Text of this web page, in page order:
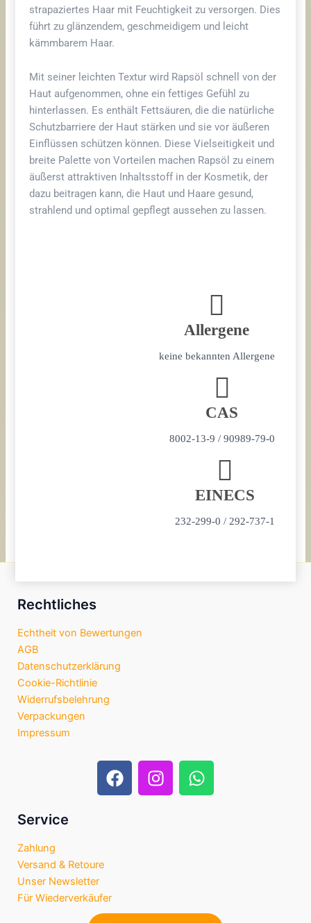
strapaziertes Haar mit Feuchtigkeit zu versorgen. Dies
führt zu glänzendem, geschmeidigem und leicht
kämmbarem Haar.
Mit seiner leichten Textur wird Rapsöl schnell von der
Haut aufgenommen, ohne ein fettiges Gefühl zu
hinterlassen. Es enthält Fettsäuren, die die natürliche
Schutzbarriere der Haut stärken und sie vor äußeren
Einflüssen schützen können. Diese Vielseitigkeit und
breite Palette von Vorteilen machen Rapsöl zu einem
äußerst attraktiven Inhaltsstoff in der Kosmetik, der
dazu beitragen kann, die Haut und Haare gesund,
strahlend und optimal gepflegt aussehen zu lassen.
Allergene
keine bekannten Allergene
CAS
8002-13-9 / 90989-79-0
EINECS
232-299-0 / 292-737-1
Rechtliches
Echtheit von Bewertungen
AGB
Datenschutzerklärung
Cookie-Richtlinie
Widerrufsbelehrung
Verpackungen
Impressum
F
a
I
n
W
h
Service
Zahlung
Versand & Retoure
Unser Newsletter
Für Wiederverkäufer